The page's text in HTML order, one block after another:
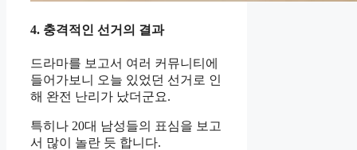
4. 충격적인 선거의 결과
드라마를 보고서 여러 커뮤니티에
들어가보니 오늘 있었던 선거로 인
해 완전 난리가 났더군요.
특히나 20대 남성들의 표심을 보고
서 많이 놀란 듯 합니다.